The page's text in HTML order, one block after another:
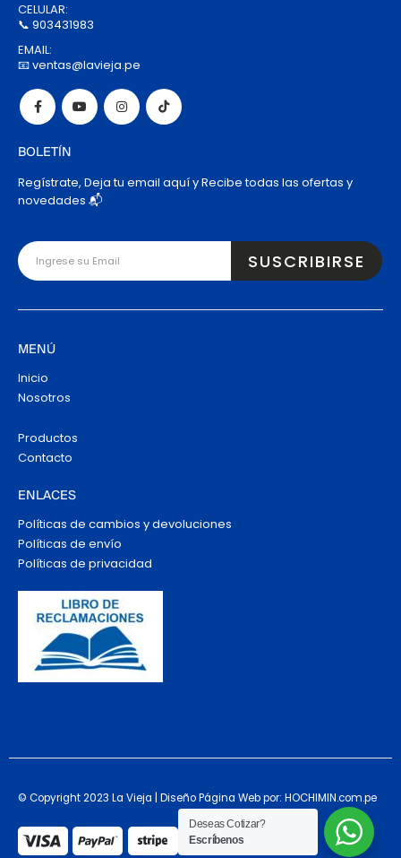
CELULAR:
📞 903431983
EMAIL:
📧 ventas@lavieja.pe
BOLETÍN
Regístrate, Deja tu email aquí y Recibe todas las ofertas y
novedades 📬
MENÚ
Inicio
Nosotros
Productos
Contacto
ENLACES
Políticas de cambios y devoluciones
Políticas de envío
Políticas de privacidad
© Copyright 2023 La Vieja | Diseño Página Web por: HOCHIMIN.com.pe
Deseas Cotizar?
Escríbenos